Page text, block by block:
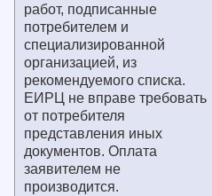
работ, подписанные
потребителем и
специализированной
организацией, из
рекомендуемого списка.
ЕИРЦ не вправе требовать
от потребителя
представления иных
документов. Оплата
заявителем не
производится.